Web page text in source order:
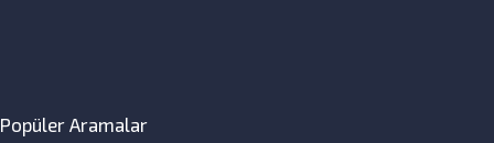
Popüler Aramalar